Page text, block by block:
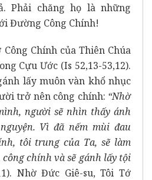
Phải chăng họ là những
Đường Công Chính!
Chính của Thiên Chúa
Cựu Ước (Is 52,13-53,12).
lấy muôn vàn khổ nhục
trở nên công chính: “Nhờ
người sẽ nhìn thấy ánh
Vì đã nếm mùi đau
tôi trung của Ta, sẽ làm
chính và sẽ gánh lấy tội
Nhờ Đức Giê-su, Tôi Tớ